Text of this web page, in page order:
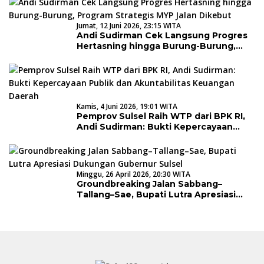
Jumat, 12 Juni 2026, 23:15 WITA
Andi Sudirman Cek Langsung Progres
Hertasning hingga Burung-Burung,
Kamis, 4 Juni 2026, 19:01 WITA
Pemprov Sulsel Raih WTP dari BPK RI,
Andi Sudirman: Bukti Kepercayaan
Daerah
Minggu, 26 April 2026, 20:30 WITA
Groundbreaking Jalan Sabbang–
Tallang–Sae, Bupati Lutra Apresiasi